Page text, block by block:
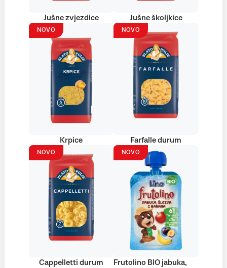
Jušne zvjezdice Jušne školjkice
NOVO
Krpice
NOVO
Farfalle durum
NOVO
Cappelletti durum
NOVO
Frutolino BIO jabuka,